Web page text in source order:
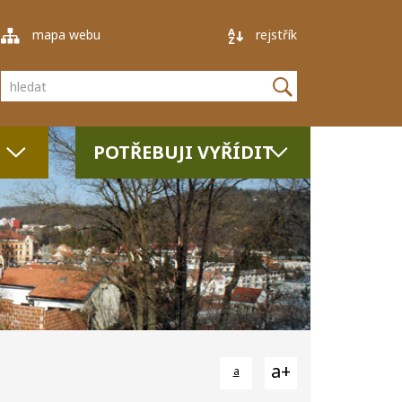
mapa webu rejstřík
Vyhledávání
POTŘEBUJI VYŘÍDIT
a a+